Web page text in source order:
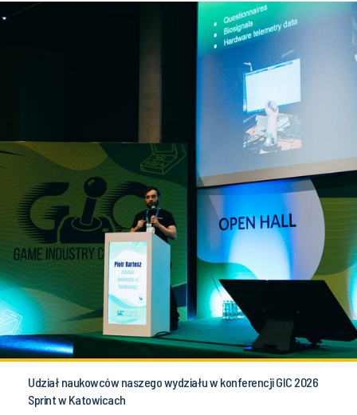
Udział naukowców naszego wydziału w konferencji GIC 2026
Sprint w Katowicach